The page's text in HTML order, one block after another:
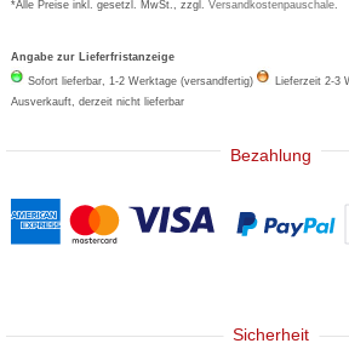
*Alle Preise inkl. gesetzl. MwSt., zzgl.Versandkostenpauschale.
Angabe zur Lieferfristanzeige
Sofort lieferbar, 1-2 Werktage (versandfertig)
Lieferzeit 2-3
Ausverkauft, derzeit nicht lieferbar
Bezahlung
Sicherheit